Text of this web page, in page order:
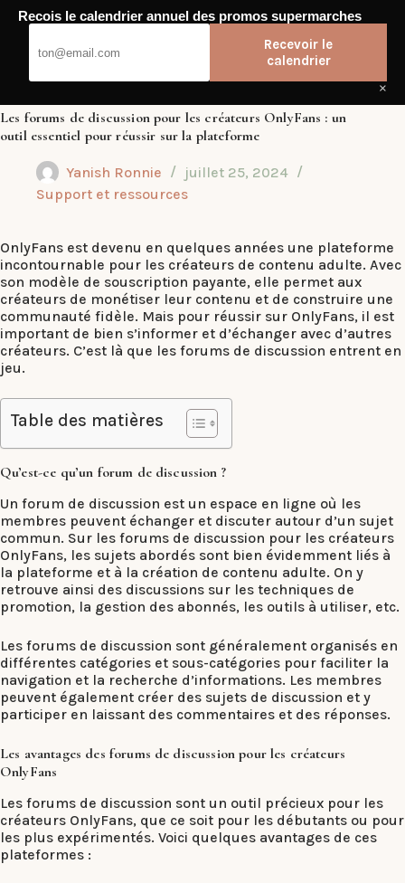
Passer
Les forums de discussion pour les créateurs OnlyFans : un
outil essentiel pour réussir sur la plateforme
Yanish Ronnie
juillet 25, 2024
Support et ressources
OnlyFans est devenu en quelques années une plateforme
incontournable pour les créateurs de contenu adulte. Avec
son modèle de souscription payante, elle permet aux
créateurs de monétiser leur contenu et de construire une
communauté fidèle. Mais pour réussir sur OnlyFans, il est
important de bien s’informer et d’échanger avec d’autres
créateurs. C’est là que les forums de discussion entrent en
jeu.
Table des matières
Qu’est-ce qu’un forum de discussion ?
Un forum de discussion est un espace en ligne où les
membres peuvent échanger et discuter autour d’un sujet
commun. Sur les forums de discussion pour les créateurs
OnlyFans, les sujets abordés sont bien évidemment liés à
la plateforme et à la création de contenu adulte. On y
retrouve ainsi des discussions sur les techniques de
promotion, la gestion des abonnés, les outils à utiliser, etc.
Les forums de discussion sont généralement organisés en
différentes catégories et sous-catégories pour faciliter la
navigation et la recherche d’informations. Les membres
peuvent également créer des sujets de discussion et y
participer en laissant des commentaires et des réponses.
Les avantages des forums de discussion pour les créateurs
OnlyFans
Les forums de discussion sont un outil précieux pour les
créateurs OnlyFans, que ce soit pour les débutants ou pour
les plus expérimentés. Voici quelques avantages de ces
plateformes :
Recois le calendrier annuel des promos supermarches
Recevoir le
calendrier
×